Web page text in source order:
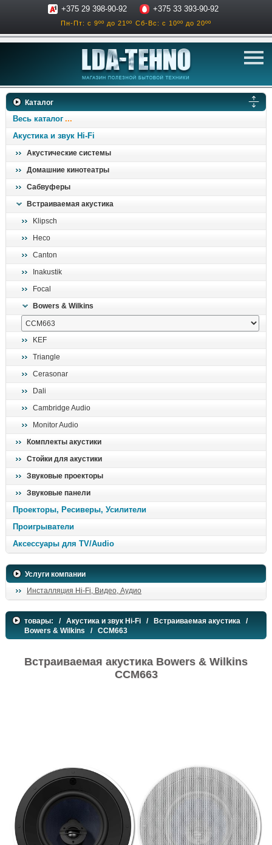
+375 29 398-90-92 +375 33 393-90-92
Пн-Пт: с 9ºº до 21ºº Сб-Вс: с 10ºº до 20ºº
телевизоры
ресиверы, усилители
проигрыватели
Каталог
Весь каталог
Акустика и звук Hi-Fi
Акустические системы
Домашние кинотеатры
Сабвуферы
Встраиваемая акустика
Klipsch
Heco
Canton
Inakustik
Focal
Bowers & Wilkins
KEF
Triangle
Cerasonar
Dali
Cambridge Audio
Monitor Audio
Комплекты акустики
Стойки для акустики
Звуковые проекторы
Звуковые панели
Проекторы, Ресиверы, Усилители
Проигрыватели
Аксессуары для TV/Audio
Услуги компании
Инсталляция Hi-Fi, Видео, Аудио
товары: / Акустика и звук Hi-Fi / Встраиваемая акустика /
Bowers & Wilkins / CCM663
Встраиваемая акустика Bowers & Wilkins
CCM663